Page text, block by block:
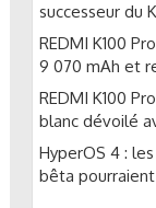
successeur du
REDMI K100
9 070 mAh et
REDMI K100
blanc dévoilé
HyperOS 4 :
bêta